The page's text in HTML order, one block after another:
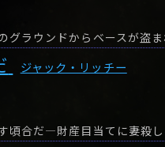
ジャック・リッチー